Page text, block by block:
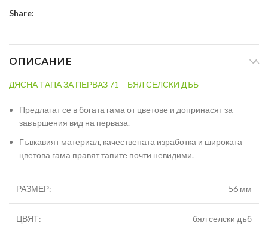
Share:
ОПИСАНИЕ
ДЯСНА ТАПА ЗА ПЕРВАЗ 71 – БЯЛ СЕЛСКИ ДЪБ
Предлагат се в богата гама от цветове и допринасят за
завършения вид на перваза.
Гъвкавият материал, качествената изработка и широката
цветова гама правят тапите почти невидими.
РАЗМЕР: 56 мм
ЦВЯТ: бял селски дъб